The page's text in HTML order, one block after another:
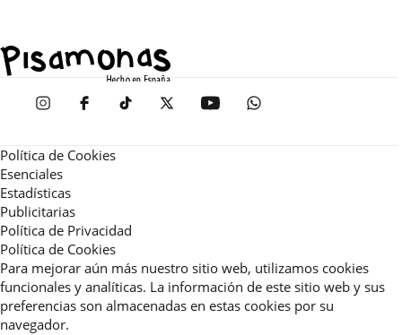
Política de Cookies
Esenciales
Estadísticas
Publicitarias
Política de Privacidad
Política de Cookies
Para mejorar aún más nuestro sitio web, utilizamos cookies
funcionales y analíticas. La información de este sitio web y sus
preferencias son almacenadas en estas cookies por su
navegador.